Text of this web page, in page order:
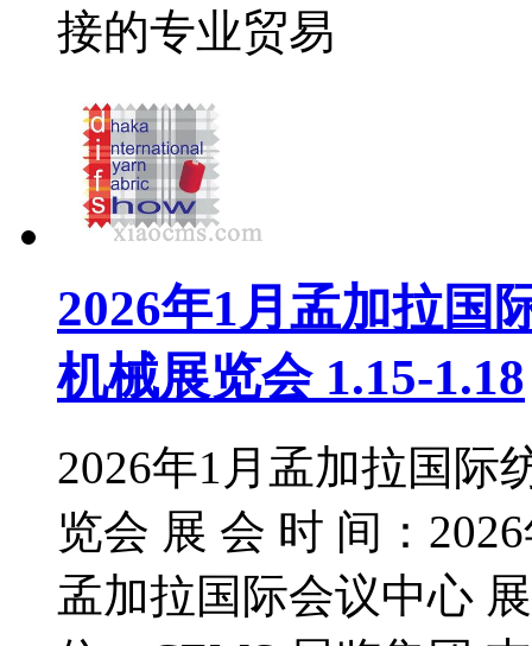
接的专业贸易
2026年1月孟加拉国
机械展览会 1.15-1.18
2026年1月孟加拉国际
览会 展 会 时 间：
孟加拉国际会议中心